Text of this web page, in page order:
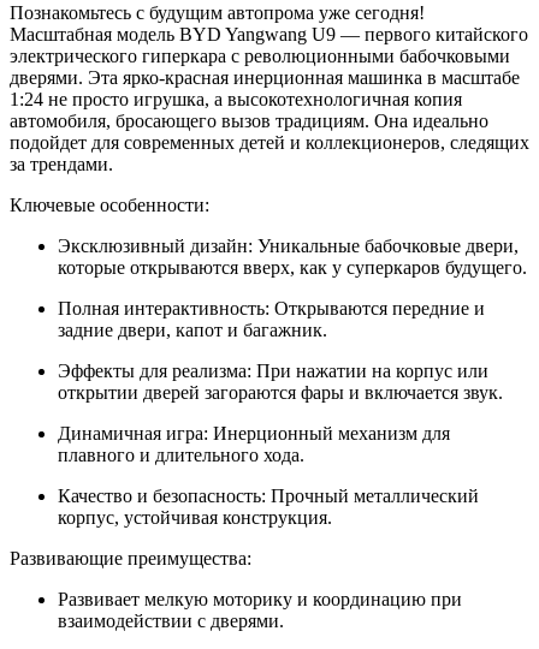
Познакомьтесь с будущим автопрома уже сегодня!
Масштабная модель BYD Yangwang U9 — первого китайского
электрического гиперкара с революционными бабочковыми
дверями. Эта ярко-красная инерционная машинка в масштабе
1:24 не просто игрушка, а высокотехнологичная копия
автомобиля, бросающего вызов традициям. Она идеально
подойдет для современных детей и коллекционеров, следящих
за трендами.
Ключевые особенности:
Эксклюзивный дизайн: Уникальные бабочковые двери,
которые открываются вверх, как у суперкаров будущего.
Полная интерактивность: Открываются передние и
задние двери, капот и багажник.
Эффекты для реализма: При нажатии на корпус или
открытии дверей загораются фары и включается звук.
Динамичная игра: Инерционный механизм для
плавного и длительного хода.
Качество и безопасность: Прочный металлический
корпус, устойчивая конструкция.
Развивающие преимущества:
Развивает мелкую моторику и координацию при
взаимодействии с дверями.